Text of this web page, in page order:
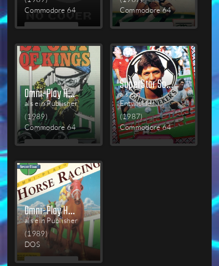
Commodore 64
MEHR
Commodore 64
MEHR
Omni-Play Horse Racing
als ein Publisher
(1989)
Commodore 64
MEHR
SuperStar Soccer
als ein
Entwickler
(1987)
Commodore 64
MEHR
Omni-Play Horse Racing
als ein Publisher
(1989)
DOS